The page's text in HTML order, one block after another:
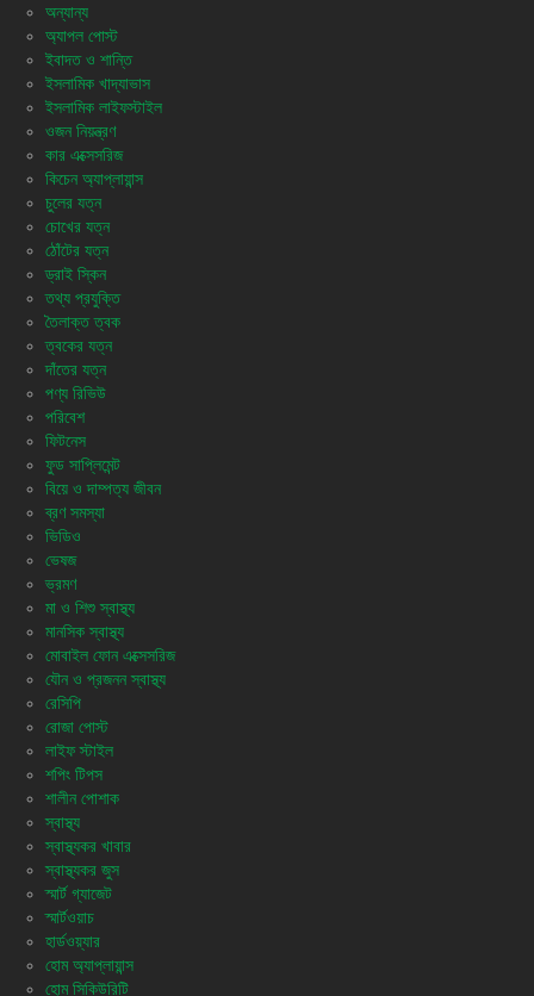
অন্যান্য
অ্যাপল পোস্ট
ইবাদত ও শান্তি
ইসলামিক খাদ্যাভাস
ইসলামিক লাইফস্টাইল
ওজন নিয়ন্ত্রণ
কার এক্সেসরিজ
কিচেন অ্যাপ্লায়ান্স
চুলের যত্ন
চোখের যত্ন
ঠোঁটের যত্ন
ড্রাই স্কিন
তথ্য প্রযুক্তি
তৈলাক্ত ত্বক
ত্বকের যত্ন
দাঁতের যত্ন
পণ্য রিভিউ
পরিবেশ
ফিটনেস
ফুড সাপ্লিমেন্ট
বিয়ে ও দাম্পত্য জীবন
ব্রণ সমস্যা
ভিডিও
ভেষজ
ভ্রমণ
মা ও শিশু স্বাস্থ্য
মানসিক স্বাস্থ্য
মোবাইল ফোন এক্সেসরিজ
যৌন ও প্রজনন স্বাস্থ্য
রেসিপি
রোজা পোস্ট
লাইফ স্টাইল
শপিং টিপস
শালীন পোশাক
স্বাস্থ্য
স্বাস্থ্যকর খাবার
স্বাস্থ্যকর জুস
স্মার্ট গ্যাজেট
স্মার্টওয়াচ
হার্ডওয়্যার
হোম অ্যাপ্লায়ান্স
হোম সিকিউরিটি